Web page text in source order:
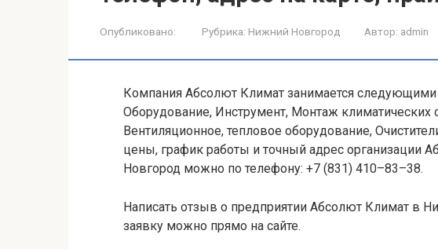
Опубликовано: Рубрика: Нижний Новгород Автор: admin
Компания Абсолют Климат занимается следующими
Оборудование, Инструмент, Монтаж климатических
Вентиляционное, тепловое оборудование,
цены, график работы и точный адрес организации
Новгород можно по телефону: +7 (831) 410–83–38.
Написать отзыв о предприятии Абсолют Климат в
заявку можно прямо на сайте.